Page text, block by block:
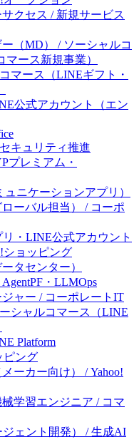
クセス / 新規サービス
（MD） / ソーシャルコ
ース新規事業）
マース（LINEギフト・
公式アカウント（エン
キュリティ推進
プレミアム・
ニケーションアプリ）
ーバル担当） / コーポ
・LINE公式アカウント
ショッピング
タセンター）
・LLMOps
ャー / コーポレートIT
シャルコマース（LINE
Platform
ピング
ーカー向け） / Yahoo!
学習エンジニア / コマ
ェント開発） / 生成AI